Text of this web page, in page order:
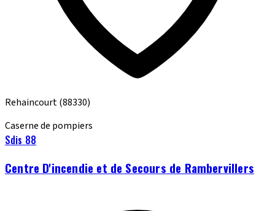
Rehaincourt(88330)
Caserne de pompiers
Sdis 88
Centre D'incendie et de Secours de Rambervillers